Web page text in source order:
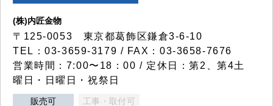
(株)内匠金物
〒125-0053 東京都葛飾区鎌倉3-6-10
TEL：03-3659-3179 / FAX：03-3658-7676
営業時間：7:00〜18：00 / 定休日：第2、第4土
曜日・日曜日・祝祭日
販売可 工事・取付可